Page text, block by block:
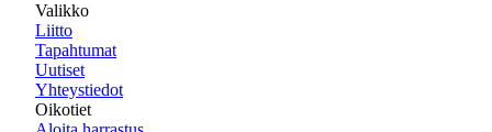
Valikko
Liitto
Tapahtumat
Uutiset
Yhteystiedot
Oikotiet